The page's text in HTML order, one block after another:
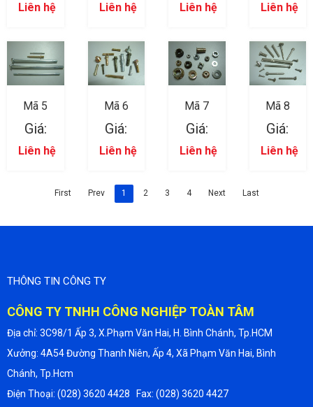
Liên hệ Liên hệ Liên hệ Liên hệ
Mã 5
Giá:
Liên hệ
Mã 6
Giá:
Liên hệ
Mã 7
Giá:
Liên hệ
Mã 8
Giá:
Liên hệ
First Prev 1 2 3 4 Next Last
THÔNG TIN CÔNG TY
CÔNG TY TNHH CÔNG NGHIỆP TOÀN TÂM
Địa chỉ: 3C98/1 Ấp 3, X.Phạm Văn Hai, H. Bình Chánh, Tp.HCM
Xưởng: 4A54 Đường Thanh Niên, Ấp 4, Xã Phạm Văn Hai, Bình
Chánh, Tp.Hcm
Điện Thoại: (028) 3620 4428 Fax: (028) 3620 4427